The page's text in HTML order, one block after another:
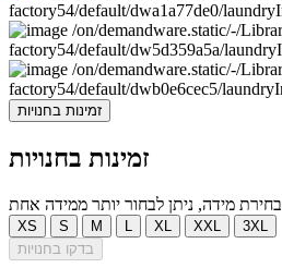
זמינות בחנויות
זמינות בחנויות
בחירת מידה, ניתן לבחור יותר ממידה אחת
XS S M XL XXL
3XL
בדקו בחנויות